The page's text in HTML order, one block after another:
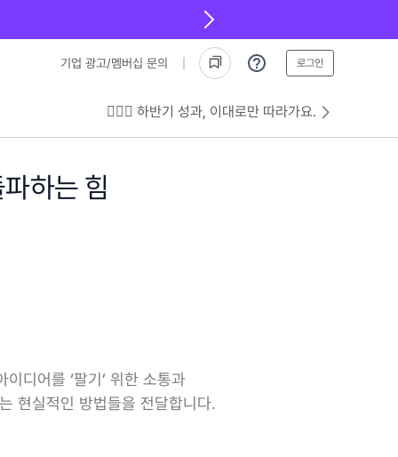
기업 광고/멤버십 문의 로그인
💁🏻‍♂️ 하반기 성과, 이대로만 따라가요.
하는 힘
디어를 ‘팔기’ 위한 소통과
현실적인 방법들을 전달합니다.